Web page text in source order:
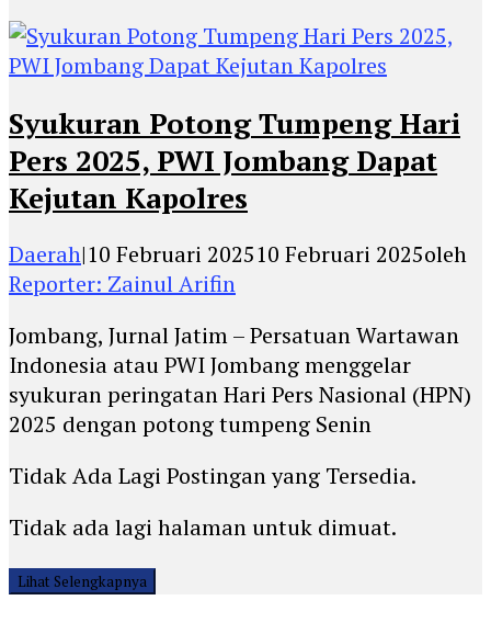
Syukuran Potong Tumpeng Hari
Pers 2025, PWI Jombang Dapat
Kejutan Kapolres
Daerah|10 Februari 202510 Februari 2025oleh
Reporter: Zainul Arifin
Jombang, Jurnal Jatim – Persatuan Wartawan
Indonesia atau PWI Jombang menggelar
syukuran peringatan Hari Pers Nasional (HPN)
2025 dengan potong tumpeng Senin
Tidak Ada Lagi Postingan yang Tersedia.
Tidak ada lagi halaman untuk dimuat.
Lihat Selengkapnya